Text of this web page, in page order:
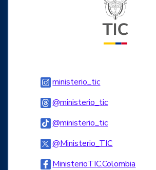
ministerio_ticLogo Instagram
@ministerio_ticLogo Threads
@ministerio_ticLogo Tiktok
@Ministerio_TICLogo Twitter
MinisterioTIC.Colombia